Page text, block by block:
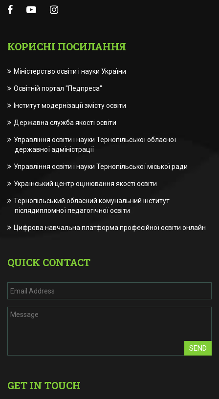
КОРИСНІ ПОСИЛАННЯ
Міністерство освіти і науки України
Освітній портал "Педпреса"
Інститут модернізації змісту освіти
Державна служба якості освіти
Управління освіти і науки Тернопільської обласної
державної адміністрації
Управління освіти і науки Тернопільської міської ради
Український центр оцінювання якості освіти
Тернопільський обласний комунальний інститут
післядипломної педагогічної освіти
Цифрова навчальна платформа професійної освіти онлайн
QUICK CONTACT
SEND
GET IN TOUCH